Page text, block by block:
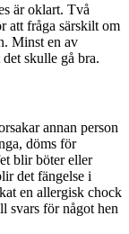
är oklart. Två
att fråga särskilt om
Minst en av
skulle gå bra.
annan person
döms för
blir böter eller
det fängelse i
en allergisk chock
svars för något hen